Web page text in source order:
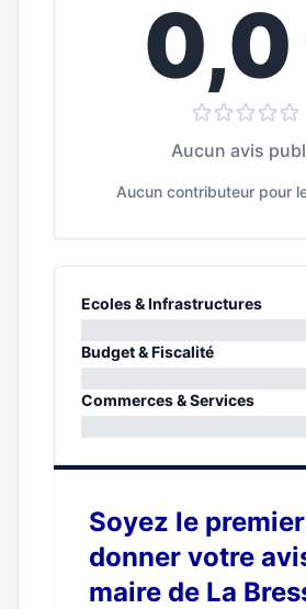
0,0
Aucun avis
Aucun contributeur pour
Ecoles & Infrastructures
0%
Budget & Fiscalité
0%
Commerces & Services
Soyez le
donner votre
maire de La